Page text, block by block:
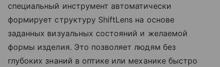
специальный инструмент автоматически
формирует структуру ShiftLens на основе
заданных визуальных состояний и желаемой
формы изделия. Это позволяет людям без
глубоких знаний в оптике или механике быстро